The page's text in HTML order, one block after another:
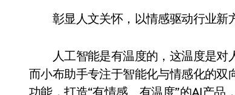
彰显人文关怀，以情感驱动行业新
人工智能是有温度的，这温度是对人
而小布助手专注于智能化与情感化的
功能，打造“有情感、有温度”的AI产品